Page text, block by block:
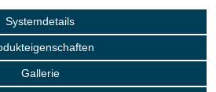
Systemdetails
Gallerie